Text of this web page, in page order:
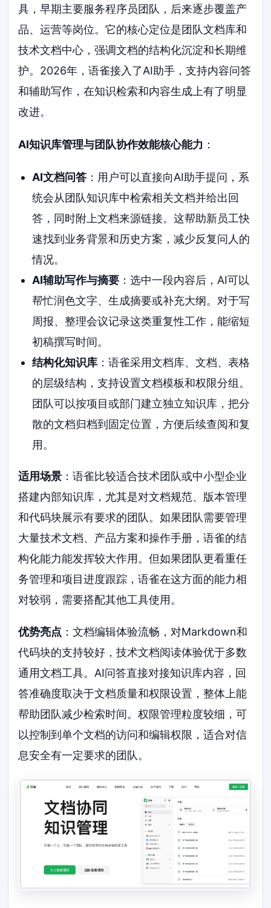
具，早期主要服务程序员团队，后来逐步覆盖产
品、运营等岗位。它的核心定位是团队文档库和
技术文档中心，强调文档的结构化沉淀和长期维
护。2026年，语雀接入了AI助手，支持内容问答
和辅助写作，在知识检索和内容生成上有了明显
改进。
AI知识库管理与团队协作效能核心能力 ：
AI文档问答：用户可以直接向AI助手提问，系
统会从团队知识库中检索相关文档并给出回
答，同时附上文档来源链接。这帮助新员工快
速找到业务背景和历史方案，减少反复问人的
情况。
AI辅助写作与摘要：选中一段内容后，AI可以
帮忙润色文字、生成摘要或补充大纲。对于写
周报、整理会议记录这类重复性工作，能缩短
初稿撰写时间。
结构化知识库：语雀采用文档库、文档、表格
的层级结构，支持设置文档模板和权限分组。
团队可以按项目或部门建立独立知识库，把分
散的文档归档到固定位置，方便后续查阅和复
用。
适用场景 ：语雀比较适合技术团队或中小型企业
搭建内部知识库，尤其是对文档规范、版本管理
和代码块展示有要求的团队。如果团队需要管理
大量技术文档、产品方案和操作手册，语雀的结
构化能力能发挥较大作用。但如果团队更看重任
务管理和项目进度跟踪，语雀在这方面的能力相
对较弱，需要搭配其他工具使用。
优势亮点 ：文档编辑体验流畅，对Markdown和
代码块的支持较好，技术文档阅读体验优于多数
通用文档工具。AI问答直接对接知识库内容，回
答准确度取决于文档质量和权限设置，整体上能
帮助团队减少检索时间。权限管理粒度较细，可
以控制到单个文档的访问和编辑权限，适合对信
息安全有一定要求的团队。